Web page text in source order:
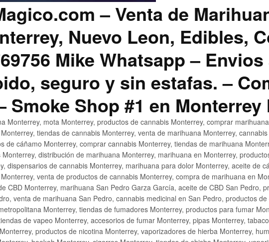
– Venta de
Nuevo Leon, Edibles,
Mike Whatsapp –
seguro y sin estafas. –
Smoke Shop #1 en Monterrey
Monterrey, mota Monterrey, productos de cannabis Monterrey, comprar
tiendas de cannabis Monterrey, venta de marihuana Monterrey,
de cáñamo Monterrey, comprar cannabis Monterrey, tiendas de marihuana
distribución de marihuana Monterrey, marihuana en Monterrey,
dispensarios de cannabis Monterrey, marihuana para dolor Monterrey, aceite de
venta de productos de cannabis Monterrey, compra de marihuana en
CBD Monterrey, marihuana San Pedro Garza García, aceite de CBD San Pedro,
venta de marihuana San Pedro, cannabis medicinal en San Pedro, productos
Monterrey, tiendas de fumadores Monterrey, productos para fumar
de vapeo Monterrey, accesorios de fumar Monterrey, pipas Monterrey,
productos de nicotina Monterrey, vaporizadores de hierba Monterrey,